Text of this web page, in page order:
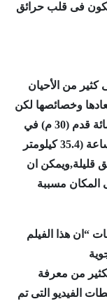
فى قلب حرائق
كثير من الأحيان
وخصائصها لكن
في المتوسط، هذه الزوابع النارية تمتد الى مائة قدم (30 م) في
الهواء وتدور بسرعة تزيد عن 22 ميلا في الساعة (35.4 كيلومتر
قليلة,ويمكن ان
المكان مسببة
“ان هذا الفيلم
من معرفة
الفيديو التى تم